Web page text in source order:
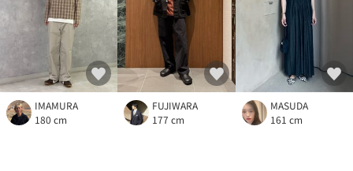
IMAMURA
180 cm
FUJIWARA
177 cm
MASUDA
161 cm